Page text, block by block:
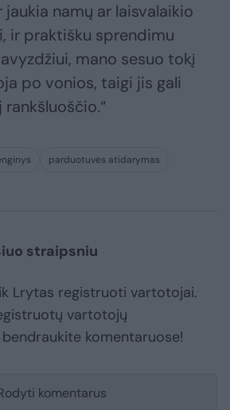
namų ar laisvalaikio
ir praktišku sprendimu
mano sesuo tokį
po vonios, taigi jis gali
parduotuvės atidarymas
straipsniu
Lrytas registruoti vartotojai.
vartotojų
komentaruose!
komentarus